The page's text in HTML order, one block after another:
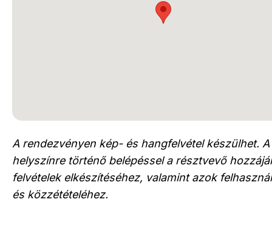
A rendezvényen kép- és hangfelvétel készülhet. A
helyszínre történő belépéssel a résztvevő
felvételek elkészítéséhez, valamint azok
és közzétételéhez.